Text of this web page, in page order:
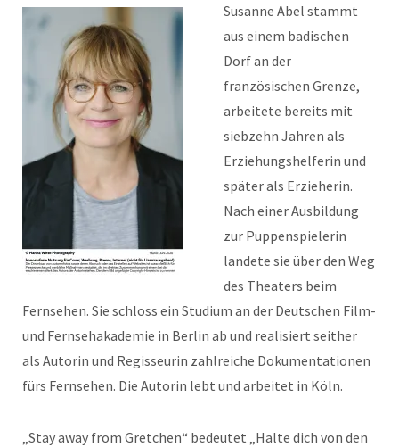
Susanne Abel stammt
aus einem badischen
Dorf an der
französischen Grenze,
arbeitete bereits mit
siebzehn Jahren als
Erziehungshelferin und
später als Erzieherin.
Nach einer Ausbildung
zur Puppenspielerin
landete sie über den Weg
des Theaters beim
Fernsehen. Sie schloss ein Studium an der Deutschen Film-
und Fernsehakademie in Berlin ab und realisiert seither
als Autorin und Regisseurin zahlreiche Dokumentationen
fürs Fernsehen. Die Autorin lebt und arbeitet in Köln.
„Stay away from Gretchen“ bedeutet „Halte dich von den